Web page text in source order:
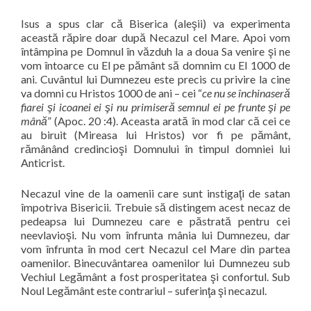
Isus a spus clar că Biserica (aleşii) va experimenta
această răpire doar după Necazul cel Mare. Apoi vom
întâmpina pe Domnul în văzduh la a doua Sa venire şi ne
vom întoarce cu El pe pământ să domnim cu El 1000 de
ani. Cuvântul lui Dumnezeu este precis cu privire la cine
va domni cu Hristos 1000 de ani – cei “ce nu se închinaseră
fiarei şi icoanei ei şi nu primiseră semnul ei pe frunte şi pe
mână” (Apoc. 20 :4). Aceasta arată în mod clar că cei ce
au biruit (Mireasa lui Hristos) vor fi pe pământ,
rămânând credincioşi Domnului în timpul domniei lui
Anticrist.
Necazul vine de la oamenii care sunt instigaţi de satan
împotriva Bisericii. Trebuie să distingem acest necaz de
pedeapsa lui Dumnezeu care e păstrată pentru cei
neevlavioşi. Nu vom înfrunta mânia lui Dumnezeu, dar
vom înfrunta în mod cert Necazul cel Mare din partea
oamenilor. Binecuvântarea oamenilor lui Dumnezeu sub
Vechiul Legământ a fost prosperitatea şi confortul. Sub
Noul Legământ este contrariul – suferinţa şi necazul.